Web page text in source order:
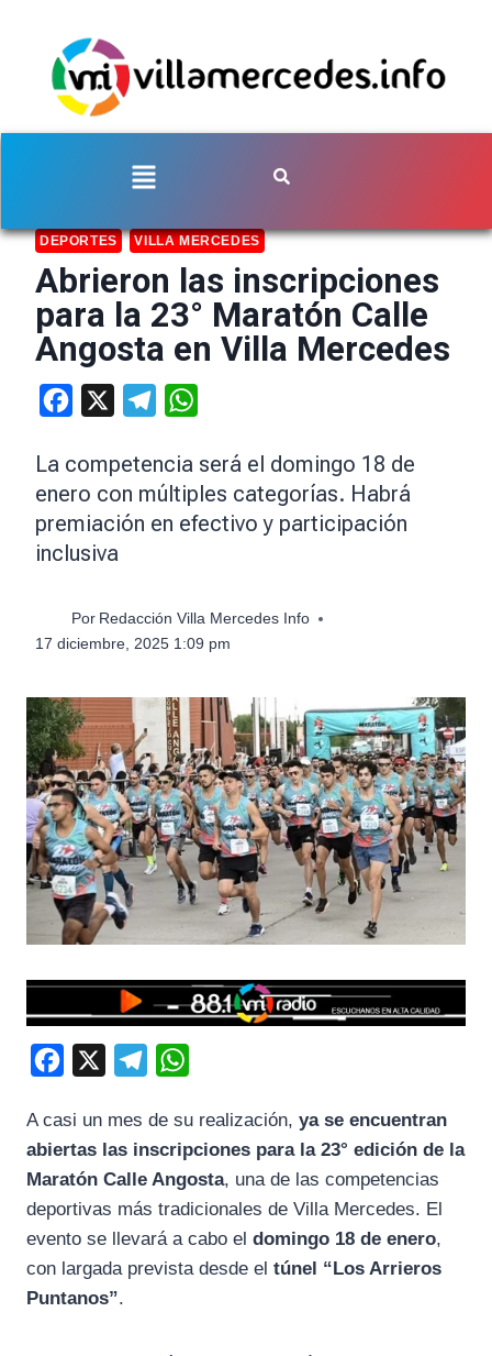
DEPORTES VILLA MERCEDES
Abrieron las inscripciones
para la 23° Maratón Calle
Angosta en Villa Mercedes
Facebook Telegram
La competencia será el domingo 18 de
enero con múltiples categorías. Habrá
premiación en efectivo y participación
inclusiva
Por Redacción Villa Mercedes Info
17 diciembre, 2025 1:09 pm
c
e
b
o
k
l
e
g
a
t
s
A casi un mes de su realización, ya se encuentran
abiertas las inscripciones para la 23° edición de la
Maratón Calle Angosta, una de las competencias
deportivas más tradicionales de Villa Mercedes. El
evento se llevará a cabo el domingo 18 de enero,
con largada prevista desde el túnel “Los Arrieros
Puntanos”.